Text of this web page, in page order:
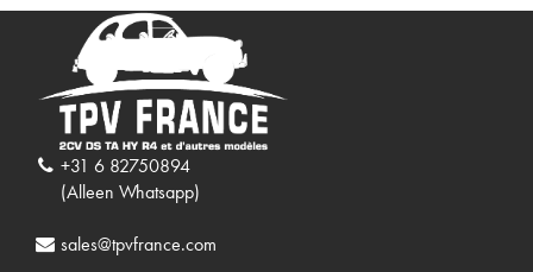
+31 6 82750894
(Alleen Whatsapp)
sales@tpvfrance.com